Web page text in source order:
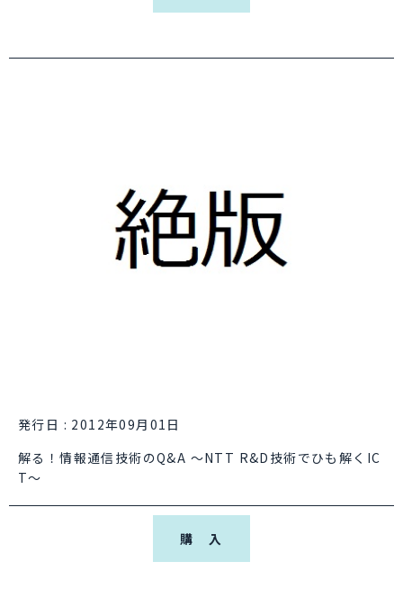
発行日 : 2012年09月01日
解る！情報通信技術のQ&A ～NTT R&D技術でひも解くIC
T～
購 入